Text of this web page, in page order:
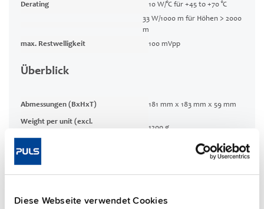
Diese Webseite verwendet Cookies
Derating
10 W/°C für +45 to +70 °C
33 W/1000 m für Höhen > 2000
m
max. Restwelligkeit
100 mVpp
Überblick
Abmessungen (BxHxT) 181 mm x 183 mm x 59 mm
Weight per unit (excl.
1200 g
Montageart Wandmontage
Housing material
Anschlussklemmen
Eingang: HanQ4/2 | Ausgang: ASi-